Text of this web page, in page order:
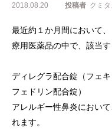
2018.08.20 投稿者 クミタ
最近約１か月間において
療用医薬品の中で、該当
ディレグラ配合錠（フェ
フェドリン配合錠）
アレルギー性鼻炎におい
れます。